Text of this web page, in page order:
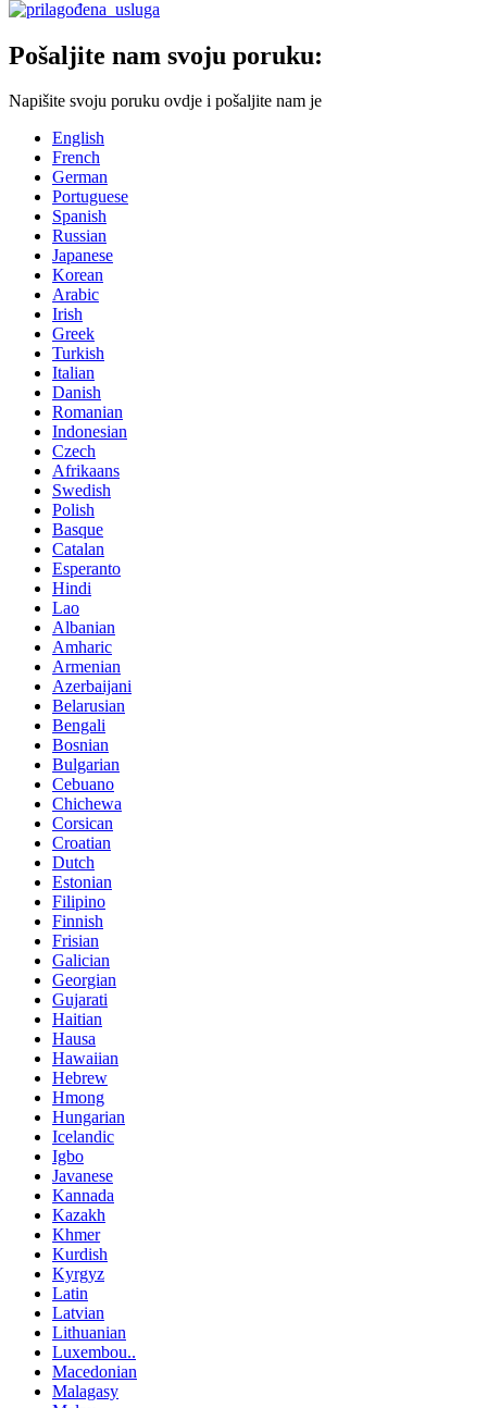
Pošaljite nam svoju poruku:
Napišite svoju poruku ovdje i pošaljite nam je
English
French
German
Portuguese
Spanish
Russian
Japanese
Korean
Arabic
Irish
Greek
Turkish
Italian
Danish
Romanian
Indonesian
Czech
Afrikaans
Swedish
Polish
Basque
Catalan
Esperanto
Hindi
Lao
Albanian
Amharic
Armenian
Azerbaijani
Belarusian
Bengali
Bosnian
Bulgarian
Cebuano
Chichewa
Corsican
Croatian
Dutch
Estonian
Filipino
Finnish
Frisian
Galician
Georgian
Gujarati
Haitian
Hausa
Hawaiian
Hebrew
Hmong
Hungarian
Icelandic
Igbo
Javanese
Kannada
Kazakh
Khmer
Kurdish
Kyrgyz
Latin
Latvian
Lithuanian
Luxembou..
Macedonian
Malagasy